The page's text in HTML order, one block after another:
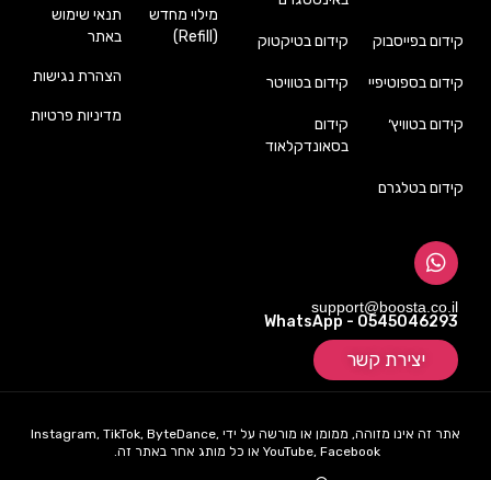
קידום בפייסבוק קידום בטיקטוק
קידום בספוטיפיי קידום בטוויטר
קידום בטוויץ׳
קידום
בסאונדקלאוד
קידום בטלגרם
מילוי מחדש
(Refill)
תנאי שימוש
באתר
הצהרת נגישות
מדיניות פרטיות
support@boosta.co.il
WhatsApp - 0545046293
יצירת קשר
אתר זה אינו מזוהה, ממומן או מורשה על ידי Instagram, TikTok, ByteDance,
YouTube, Facebook או כל מותג אחר באתר זה.